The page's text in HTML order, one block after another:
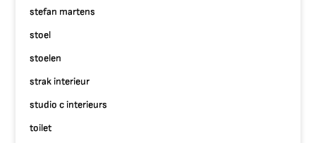
stefan martens
stoel
stoelen
strak interieur
studio c interieurs
toilet